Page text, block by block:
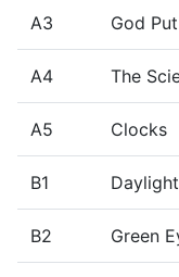
A3 God
A4 The
A5 Clocks
B1 Daylight
B2 Green